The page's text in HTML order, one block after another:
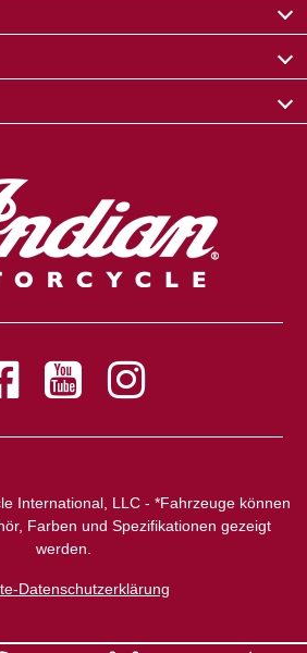
International, LLC - *Fahrzeuge können
Farben und Spezifikationen gezeigt
werden.
Datenschutzerklärung